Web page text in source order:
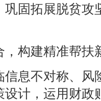
巩固拓展脱贫攻
构建精准帮扶
息不对称、风
设计，运用财